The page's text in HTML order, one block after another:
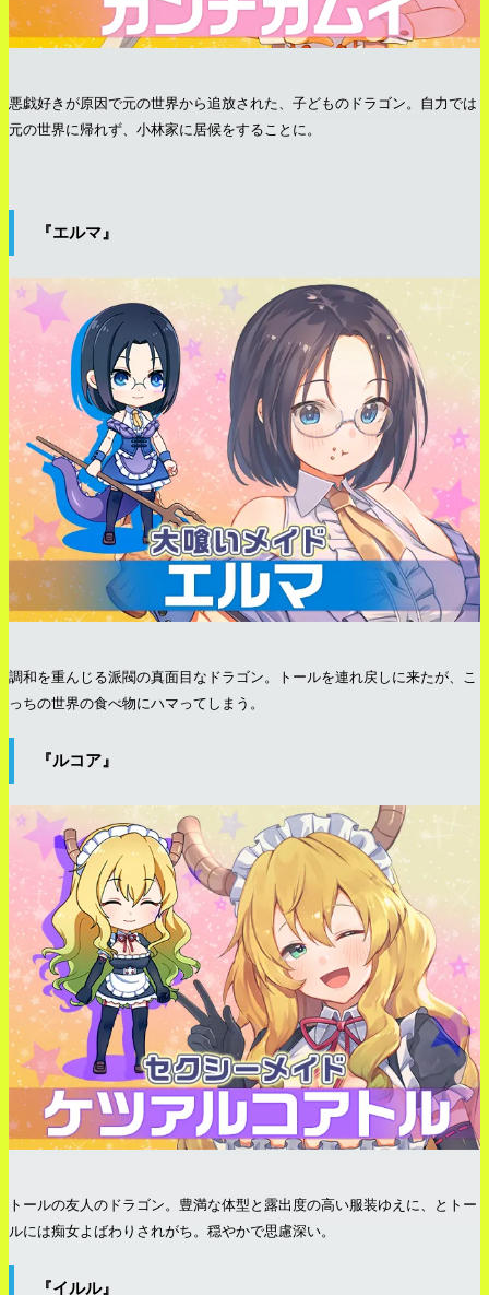
悪戯好きが原因で元の世界から追放された、子どものドラゴン。自力では
元の世界に帰れず、小林家に居候をすることに。
『エルマ』
調和を重んじる派閥の真面目なドラゴン。トールを連れ戻しに来たが、こ
っちの世界の食べ物にハマってしまう。
『ルコア』
トールの友人のドラゴン。豊満な体型と露出度の高い服装ゆえに、とトー
ルには痴女よばわりされがち。穏やかで思慮深い。
『イルル』